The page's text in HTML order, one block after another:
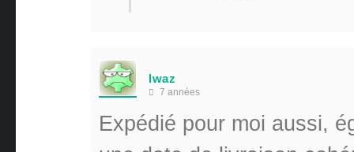
lwaz
7 années
Expédié pour moi aussi,